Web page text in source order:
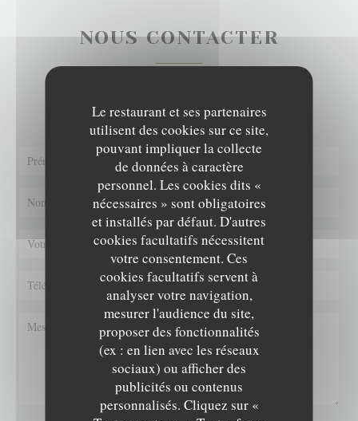
Le restaurant et ses partenaires
utilisent des cookies sur ce site,
pouvant impliquer la collecte
de données à caractère
personnel. Les cookies dits «
nécessaires » sont obligatoires
et installés par défaut. D'autres
cookies facultatifs nécessitent
votre consentement. Ces
cookies facultatifs servent à
analyser votre navigation,
mesurer l'audience du site,
proposer des fonctionnalités
(ex : en lien avec les réseaux
sociaux) ou afficher des
publicités ou contenus
personnalisés. Cliquez sur «
NOUS CONTACTER
Remplissez le formulaire ci-dessous !
L'EPICURIEN